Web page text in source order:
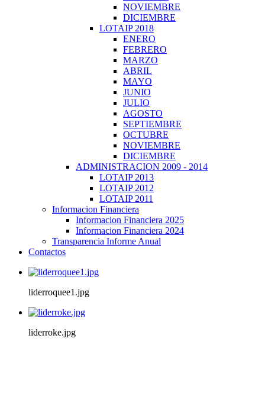
NOVIEMBRE
DICIEMBRE
LOTAIP 2018
ENERO
FEBRERO
MARZO
ABRIL
MAYO
JUNIO
JULIO
AGOSTO
SEPTIEMBRE
OCTUBRE
NOVIEMBRE
DICIEMBRE
ADMINISTRACION 2009 - 2014
LOTAIP 2013
LOTAIP 2012
LOTAIP 2011
Informacion Financiera
Informacion Financiera 2025
Informacion Financiera 2024
Transparencia Informe Anual
Contactos
liderroquee1.jpg
liderroke.jpg